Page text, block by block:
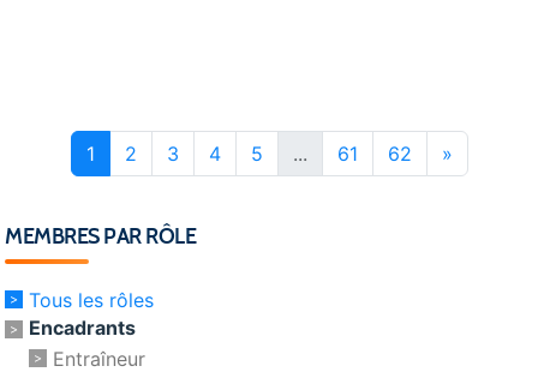
1 2 3 4 5 ... 61 62 »
MEMBRES PAR RÔLE
Tous les rôles
Encadrants
Entraîneur